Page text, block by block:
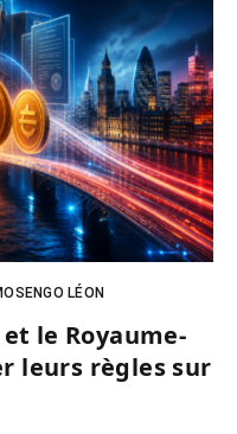
LÉON
le Royaume-
leurs règles sur